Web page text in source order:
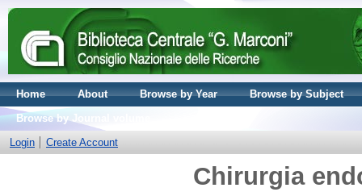
Home About Browse by Year
Browse by Subject
Browse by Journal volume
Login
Create Account
Chirurgia